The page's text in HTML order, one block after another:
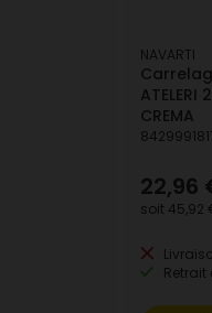
NAVARTI
ATELERI
CREMA
22,96
soit 45,92
Retrait